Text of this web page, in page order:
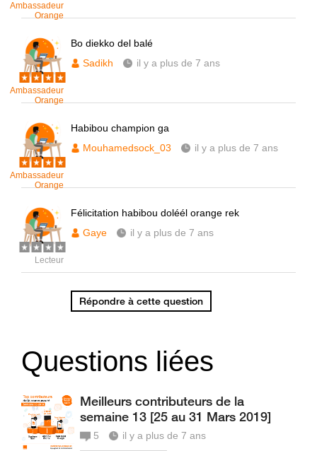
Ambassadeur
Orange
Ambassadeur
Orange
Bo diekko del balé
Sadikh
il y a plus de 7 ans
Ambassadeur
Orange
Habibou champion ga
Mouhamedsock_03
il y a plus de 7 ans
Lecteur
Félicitation habibou doléél orange rek
Gaye
il y a plus de 7 ans
Répondre à cette question
Questions liées
Meilleurs contributeurs de la
semaine 13 [25 au 31 Mars 2019]
5 il y a plus de 7 ans